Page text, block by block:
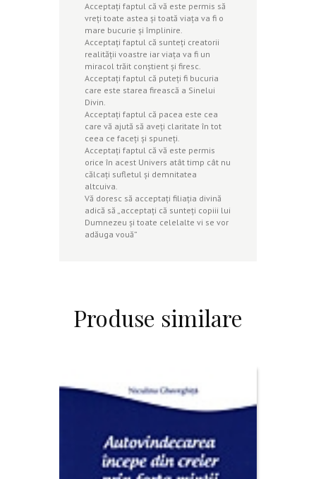
Acceptaţi faptul că vă este permis să
vreţi toate astea şi toată viaţa va fi o
mare bucurie şi împlinire.
Acceptaţi faptul că sunteţi creatorii
realităţii voastre iar viaţa va fi un
miracol trăit conştient şi firesc.
Acceptaţi faptul că puteţi fi bucuria
care este starea firească a Sinelui
Divin.
Acceptaţi faptul că pacea este cea
care vă ajută să aveţi claritate în tot
ceea ce faceţi şi spuneţi.
Acceptaţi faptul că vă este permis
orice în acest Univers atât timp cât nu
călcaţi sufletul şi demnitatea
altcuiva.
Vă doresc să acceptaţi filiaţia divină
adică să „acceptaţi că sunteţi copiii lui
Dumnezeu şi toate celelalte vi se vor
adăuga vouă”
Produse similare